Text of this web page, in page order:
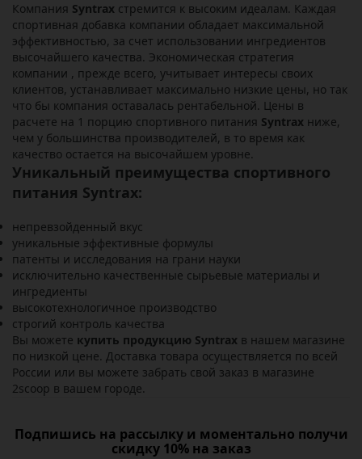
Компания Syntrax стремится к высоким идеалам. Каждая
спортивная добавка компании обладает максимальной
эффективностью, за счет использовании ингредиентов
высочайшего качества. Экономическая стратегия
компании , прежде всего, учитывает интересы своих
клиентов, устанавливает максимально низкие цены, но так
что бы компания оставалась рентабельной. Цены в
расчете на 1 порцию спортивного питания Syntrax ниже,
чем у большинства производителей, в то время как
качество остается на высочайшем уровне.
Уникальный преимущества спортивного
питания Syntrax:
непревзойденный вкус
уникальные эффективные формулы
патенты и исследования на грани науки
исключительно качественные сырьевые материалы и
ингредиенты
высокотехнологичное производство
строгий контроль качества
Вы можете купить продукцию Syntrax в нашем магазине
по низкой цене. Доставка товара осуществляется по всей
России или вы можете забрать свой заказ в магазине
2scoop в вашем городе.
Подпишись на рассылку и моментально получи
скидку 10% на заказ